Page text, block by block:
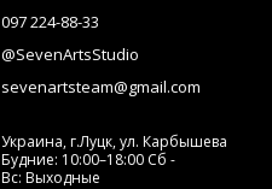
097 224-88-33
@SevenArtsStudio
sevenartsteam@gmail.com
Украина, г.Луцк, ул. Карбышева
Будние: 10:00–18:00 Сб -
Вс: Выходные